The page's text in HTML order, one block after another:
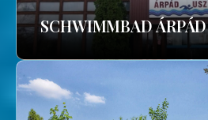
SCHWIMMBAD ÁRPÁD